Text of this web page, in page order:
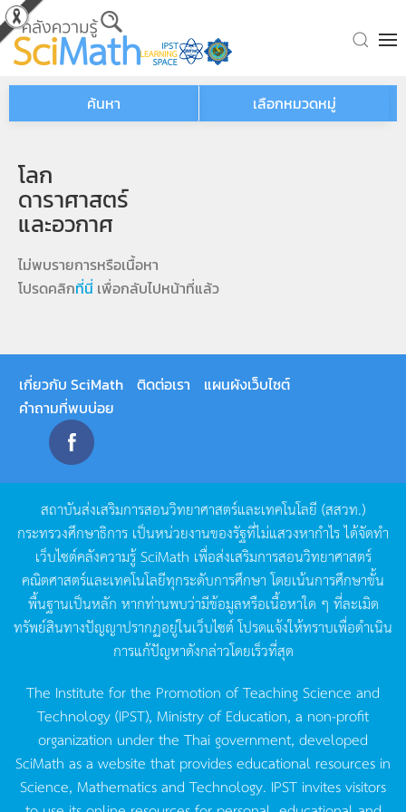
Skip to main content
ค้นหา เลือกหมวดหมู่
โลก
ดาราศาสตร์
และอวกาศ
ไม่พบรายการหรือเนื้อหา
โปรดคลิกที่นี่ เพื่อกลับไปหน้าที่แล้ว
เกี่ยวกับ SciMath ติดต่อเรา
แผนผังเว็บไซต์
คำถามที่พบบ่อย
สถาบันส่งเสริมการสอนวิทยาศาสตร์และเทคโนโลยี (สสวท.)
กระทรวงศึกษาธิการ เป็นหน่วยงานของรัฐที่ไม่แสวงหากำไรได้จัดทำ
เว็บไซต์คลังความรู้SciMath เพื่อส่งเสริมการสอนวิทยาศาสตร์
คณิตศาสตร์และเทคโนโลยีทุกระดับการศึกษา โดยเน้นการศึกษาขั้น
พื้นฐานเป็นหลัก หากท่านพบว่ามีข้อมูลหรือเนื้อหาใด ๆ ที่ละเมิด
ทรัพย์สินทางปัญญาปรากฏอยู่ในเว็บไซต์โปรดแจ้งให้ทราบเพื่อดำเนิน
การแก้ปัญหาดังกล่าวโดยเร็วที่สุด
The Institute for the Promotion of Teaching Science and
Technology (IPST), Ministry of Education, a non-profit
organization under the Thai government, developed
SciMath as a website that provides educational resources in
Science, Mathematics and Technology. IPST invites visitors